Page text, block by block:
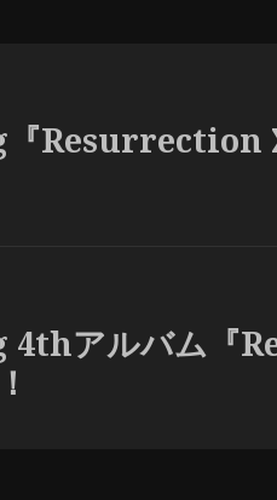
Resurrection
4thアルバム『